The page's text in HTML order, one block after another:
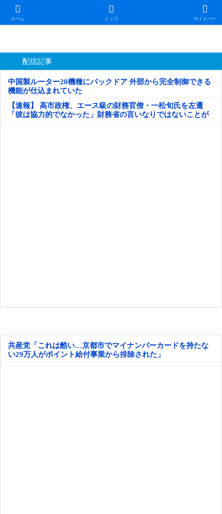
ホーム トップ サイドバー
日本第一！ニュース録
配信記事
中国製ルーター20機種にバックドア 外部から完全制御できる
機能が仕込まれていた
【速報】 高市政権、エース級の財務官僚・一松旬氏を左遷
「彼は協力的でなかった」財務省の言いなりではないことが
判明
共産党「これは酷い…京都市でマイナンバーカードを持たな
い29万人がポイント給付事業から排除された」